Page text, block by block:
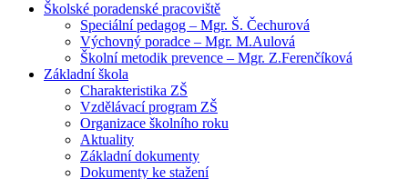
Školské poradenské pracoviště
Speciální pedagog – Mgr. Š. Čechurová
Výchovný poradce – Mgr. M.Aulová
Školní metodik prevence – Mgr. Z.Ferenčíková
Základní škola
Charakteristika ZŠ
Vzdělávací program ZŠ
Organizace školního roku
Aktuality
Základní dokumenty
Dokumenty ke stažení